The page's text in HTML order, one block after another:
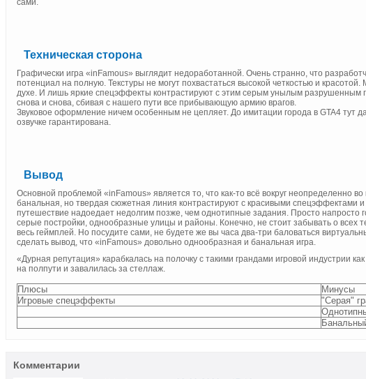
сами.
Техническая сторона
Графически игра «inFamous» выглядит недоработанной. Очень странно, что
потенциал на полную. Текстуры не могут похвастаться высокой четкостью и
духе. И лишь яркие спецэффекты контрастируют с этим серым унылым разрушенным
снова и снова, сбивая с нашего пути все прибывающую армию врагов.
Звуковое оформление ничем особенным не цепляет. До имитации города в GTA4 тут
озвучке гарантирована.
Вывод
Основной проблемой «inFamous» является то, что как-то всё вокруг неопределенно
банальная, но твердая сюжетная линия контрастируют с красивыми спецэффектами
путешествие надоедает недолгим позже, чем однотипные задания. Просто напросто
серые постройки, однообразные улицы и районы. Конечно, не стоит забывать о всех
весь геймплей. Но посудите сами, не будете же вы часа два-три баловаться
сделать вывод, что «inFamous» довольно однообразная и банальная игра.
«Дурная репутация» карабкалась на полочку с такими грандами игровой индустрии
на полпути и завалилась за стеллаж.
Плюсы
Минусы
Игровые спецэффекты
"Серая"
Комментарии